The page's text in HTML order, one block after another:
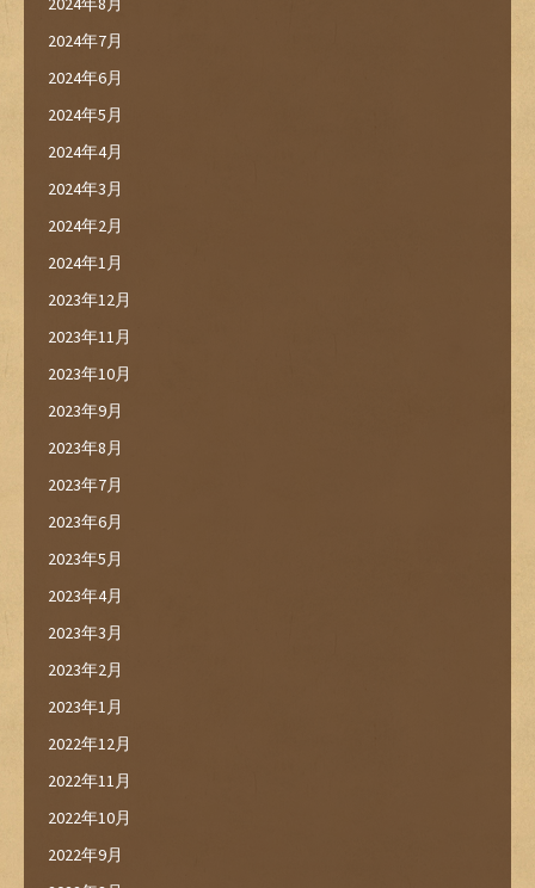
2024年7月
2024年6月
2024年5月
2024年4月
2024年3月
2024年2月
2024年1月
2023年12月
2023年11月
2023年10月
2023年9月
2023年8月
2023年7月
2023年6月
2023年5月
2023年4月
2023年3月
2023年2月
2023年1月
2022年12月
2022年11月
2022年10月
2022年9月